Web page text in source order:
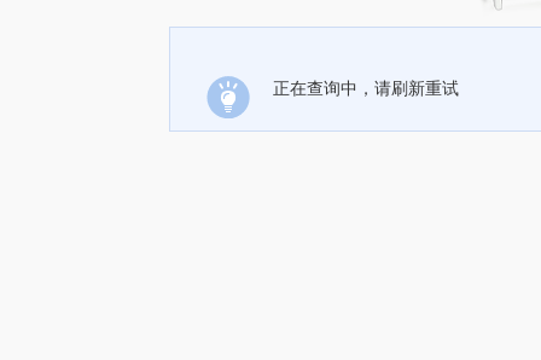
正在查询中，请刷新重试